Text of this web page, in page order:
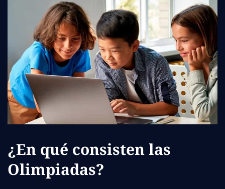
¿En qué consisten las
Olimpiadas?